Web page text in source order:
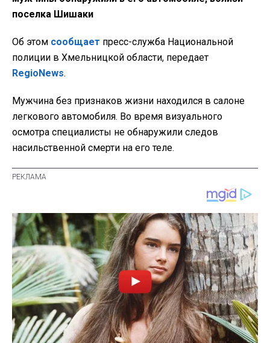
поселка Шишаки
Об этом сообщает пресс-служба Национальной
полиции в Хмельницкой области, передает
RegioNews.
Мужчина без признаков жизни находился в салоне
легкового автомобиля. Во время визуального
осмотра специалисты не обнаружили следов
насильственной смерти на его теле.